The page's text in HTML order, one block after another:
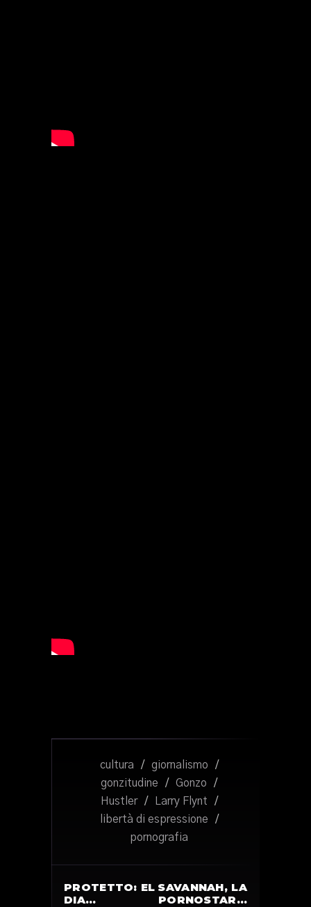
cultura / giornalismo
/
gonzitudine
/ Gonzo
/
Hustler
/ Larry Flynt
/
libertà di espressione
/
pornografia
PROTETTO: EL
DIA…
SAVANNAH, LA
PORNOSTAR…